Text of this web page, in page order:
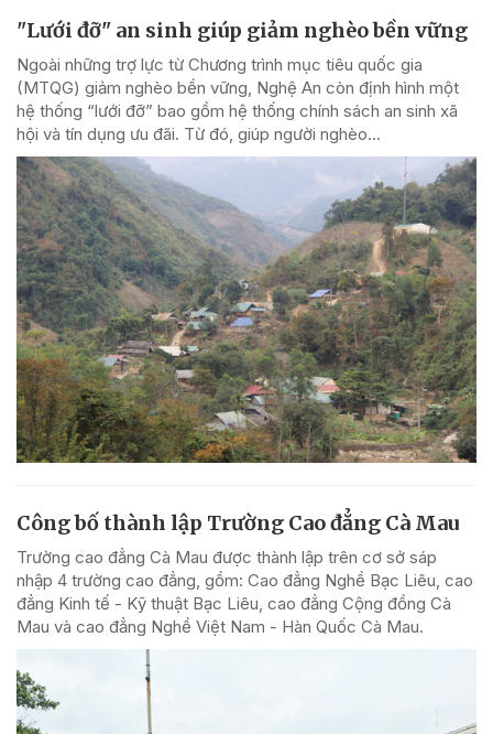
"Lưới đỡ" an sinh giúp giảm nghèo bền vững
Ngoài những trợ lực từ Chương trình mục tiêu quốc gia
(MTQG) giảm nghèo bền vững, Nghệ An còn định hình một
hệ thống “lưới đỡ” bao gồm hệ thống chính sách an sinh xã
hội và tín dụng ưu đãi. Từ đó, giúp người nghèo...
Công bố thành lập Trường Cao đẳng Cà Mau
Trường cao đẳng Cà Mau được thành lập trên cơ sở sáp
nhập 4 trường cao đẳng, gồm: Cao đẳng Nghề Bạc Liêu, cao
đẳng Kinh tế - Kỹ thuật Bạc Liêu, cao đẳng Cộng đồng Cà
Mau và cao đẳng Nghề Việt Nam - Hàn Quốc Cà Mau.